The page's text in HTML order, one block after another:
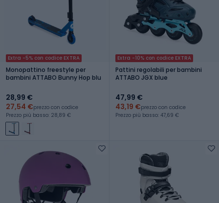
Extra -5% con codice EXTRA
Monopattino freestyle per
bambini ATTABO Bunny Hop blu
28,99 €
27,54 €prezzo con codice
Prezzo più basso: 28,89 €
Extra -10% con codice EXTRA
Pattini regolabili per bambini
ATTABO JGX blue
47,99 €
43,19 €prezzo con codice
Prezzo più basso: 47,69 €